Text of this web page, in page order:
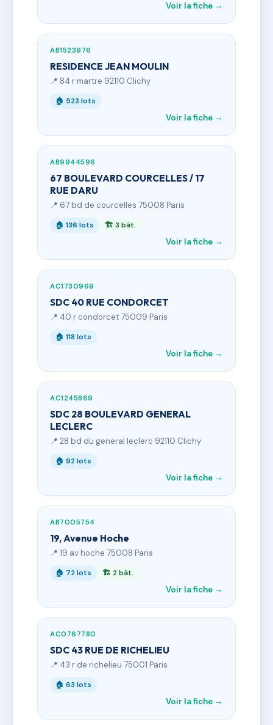
Voir la fiche →
AB1523976
RESIDENCE JEAN MOULIN
📍 84 r martre 92110 Clichy
🏠 523 lots
Voir la fiche →
AB9944596
67 BOULEVARD COURCELLES / 17
RUE DARU
📍 67 bd de courcelles 75008 Paris
🏠 136 lots 🏗 3 bât.
Voir la fiche →
AC1730969
SDC 40 RUE CONDORCET
📍 40 r condorcet 75009 Paris
🏠 118 lots
Voir la fiche →
AC1245869
SDC 28 BOULEVARD GENERAL
LECLERC
📍 28 bd du general leclerc 92110 Clichy
🏠 92 lots
Voir la fiche →
AB7005754
19, Avenue Hoche
📍 19 av hoche 75008 Paris
🏠 72 lots 🏗 2 bât.
Voir la fiche →
AC0767780
SDC 43 RUE DE RICHELIEU
📍 43 r de richelieu 75001 Paris
🏠 63 lots
Voir la fiche →